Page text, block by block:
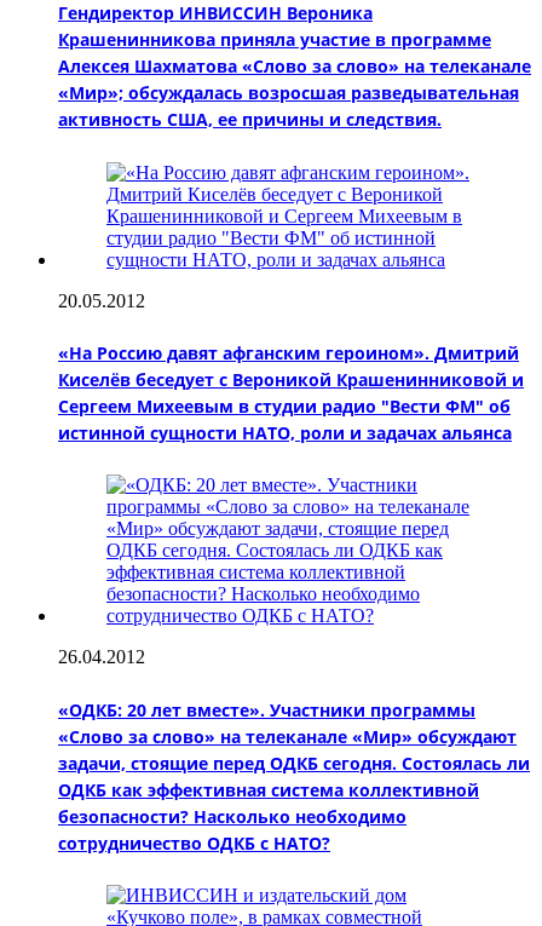
Гендиректор ИНВИССИН Вероника
Крашенинникова приняла участие в программе
Алексея Шахматова «Слово за слово» на телеканале
«Мир»; обсуждалась возросшая разведывательная
активность США, ее причины и следствия.
20.05.2012
«На Россию давят афганским героином». Дмитрий
Киселёв беседует с Вероникой Крашенинниковой и
Сергеем Михеевым в студии радио "Вести ФМ" об
истинной сущности НАТО, роли и задачах альянса
26.04.2012
«ОДКБ: 20 лет вместе». Участники программы
«Слово за слово» на телеканале «Мир» обсуждают
задачи, стоящие перед ОДКБ сегодня. Состоялась ли
ОДКБ как эффективная система коллективной
безопасности? Насколько необходимо
сотрудничество ОДКБ с НАТО?